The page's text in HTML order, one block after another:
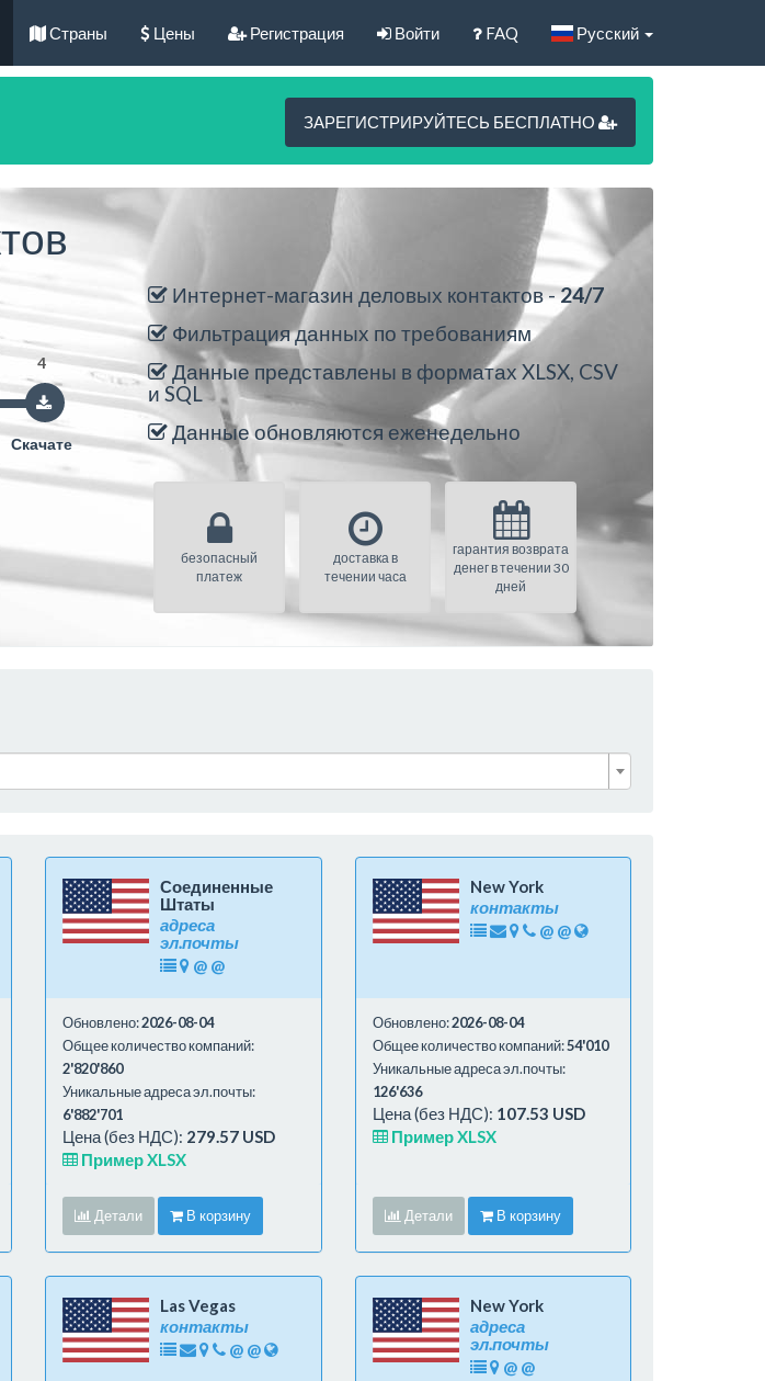
Страны Цены Регистрация Войти FAQ Русский
ЗАРЕГИСТРИРУЙТЕСЬ БЕСПЛАТНО
4
Скачате
Интернет-магазин деловых контактов -24/7
Фильтрация данных по требованиям
Данные представлены в форматах XLSX, CSV
и SQL
Данные обновляются еженедельно
безопасный
платеж
доставка в
течении часа
гарантия возврата
денег в течении 30
дней
Соединенные
Штаты
адреса
эл.почты
@ @
Обновлено:2026-08-04
Общее количество компаний:
2'820'860
Уникальные адреса эл.почты:
6'882'701
Цена (без НДС): 279.57 USD
Пример XLSX
Детали В корзину
New York
контакты
@ @
Обновлено:2026-08-04
Общее количество компаний:54'010
Уникальные адреса эл.почты:
126'636
Цена (без НДС): 107.53 USD
Пример XLSX
Детали В корзину
Las Vegas
контакты
@ @
New York
адреса
эл.почты
@ @